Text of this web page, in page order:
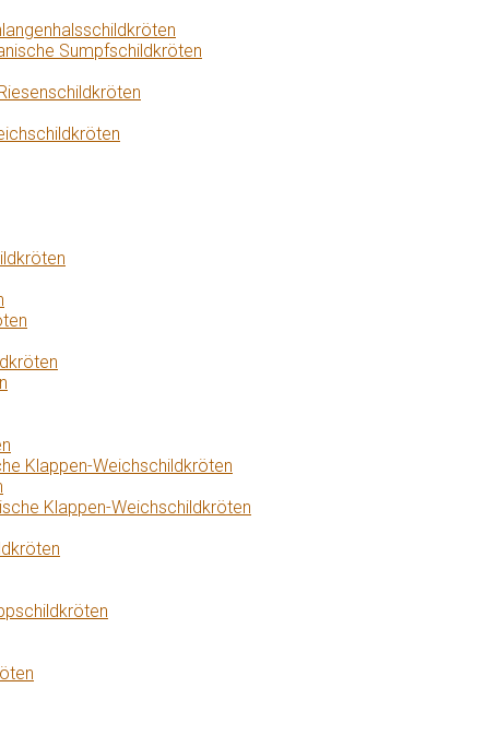
Sumpfschildkröten
Klappen-Weichschildkröten
Klappen-Weichschildkröten